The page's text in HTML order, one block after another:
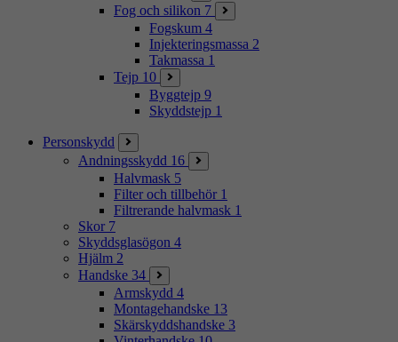
Fog och silikon 7
Fogskum 4
Injekteringsmassa 2
Takmassa 1
Tejp 10
Byggtejp 9
Skyddstejp 1
Personskydd
Andningsskydd 16
Halvmask 5
Filter och tillbehör 1
Filtrerande halvmask 1
Skor 7
Skyddsglasögon 4
Hjälm 2
Handske 34
Armskydd 4
Montagehandske 13
Skärskyddshandske 3